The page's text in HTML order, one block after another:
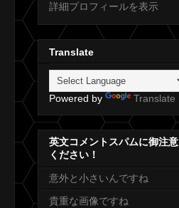
詳細プロフィールを表示
Translate
Powered by Translate
英文コメントスパムに御注意
ください！
意外と小さいんですね
貴重な画像ですね